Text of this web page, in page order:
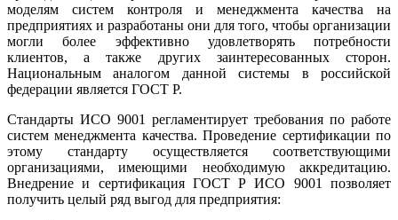
моделям систем контроля и менеджмента качества на
предприятиях и разработаны они для того, чтобы организации
могли более эффективно удовлетворять потребности
клиентов, а также других заинтересованных сторон.
Национальным аналогом данной системы в российской
федерации является ГОСТ Р.
Стандарты ИСО 9001 регламентирует требования по работе
систем менеджмента качества. Проведение сертификации по
этому стандарту осуществляется соответствующими
организациями, имеющими необходимую аккредитацию.
Внедрение и сертификация ГОСТ Р ИСО 9001 позволяет
получить целый ряд выгод для предприятия: